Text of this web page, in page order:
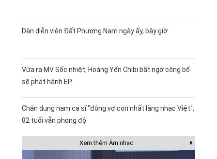
Dàn diễn viên Đất Phương Nam ngày ấy, bây giờ
Vừa ra MV Sốc nhiệt, Hoàng Yến Chibi bất ngờ công bố
sẽ phát hành EP
Chân dung nam ca sĩ "đông vợ con nhất làng nhạc Việt",
82 tuổi vẫn phong độ
Xem thêm Âm nhạc